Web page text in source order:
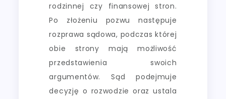
rodzinnej czy finansowej stron.
Po złożeniu pozwu następuje
rozprawa sądowa, podczas której
obie strony mają możliwość
przedstawienia swoich
argumentów. Sąd podejmuje
decyzję o rozwodzie oraz ustala